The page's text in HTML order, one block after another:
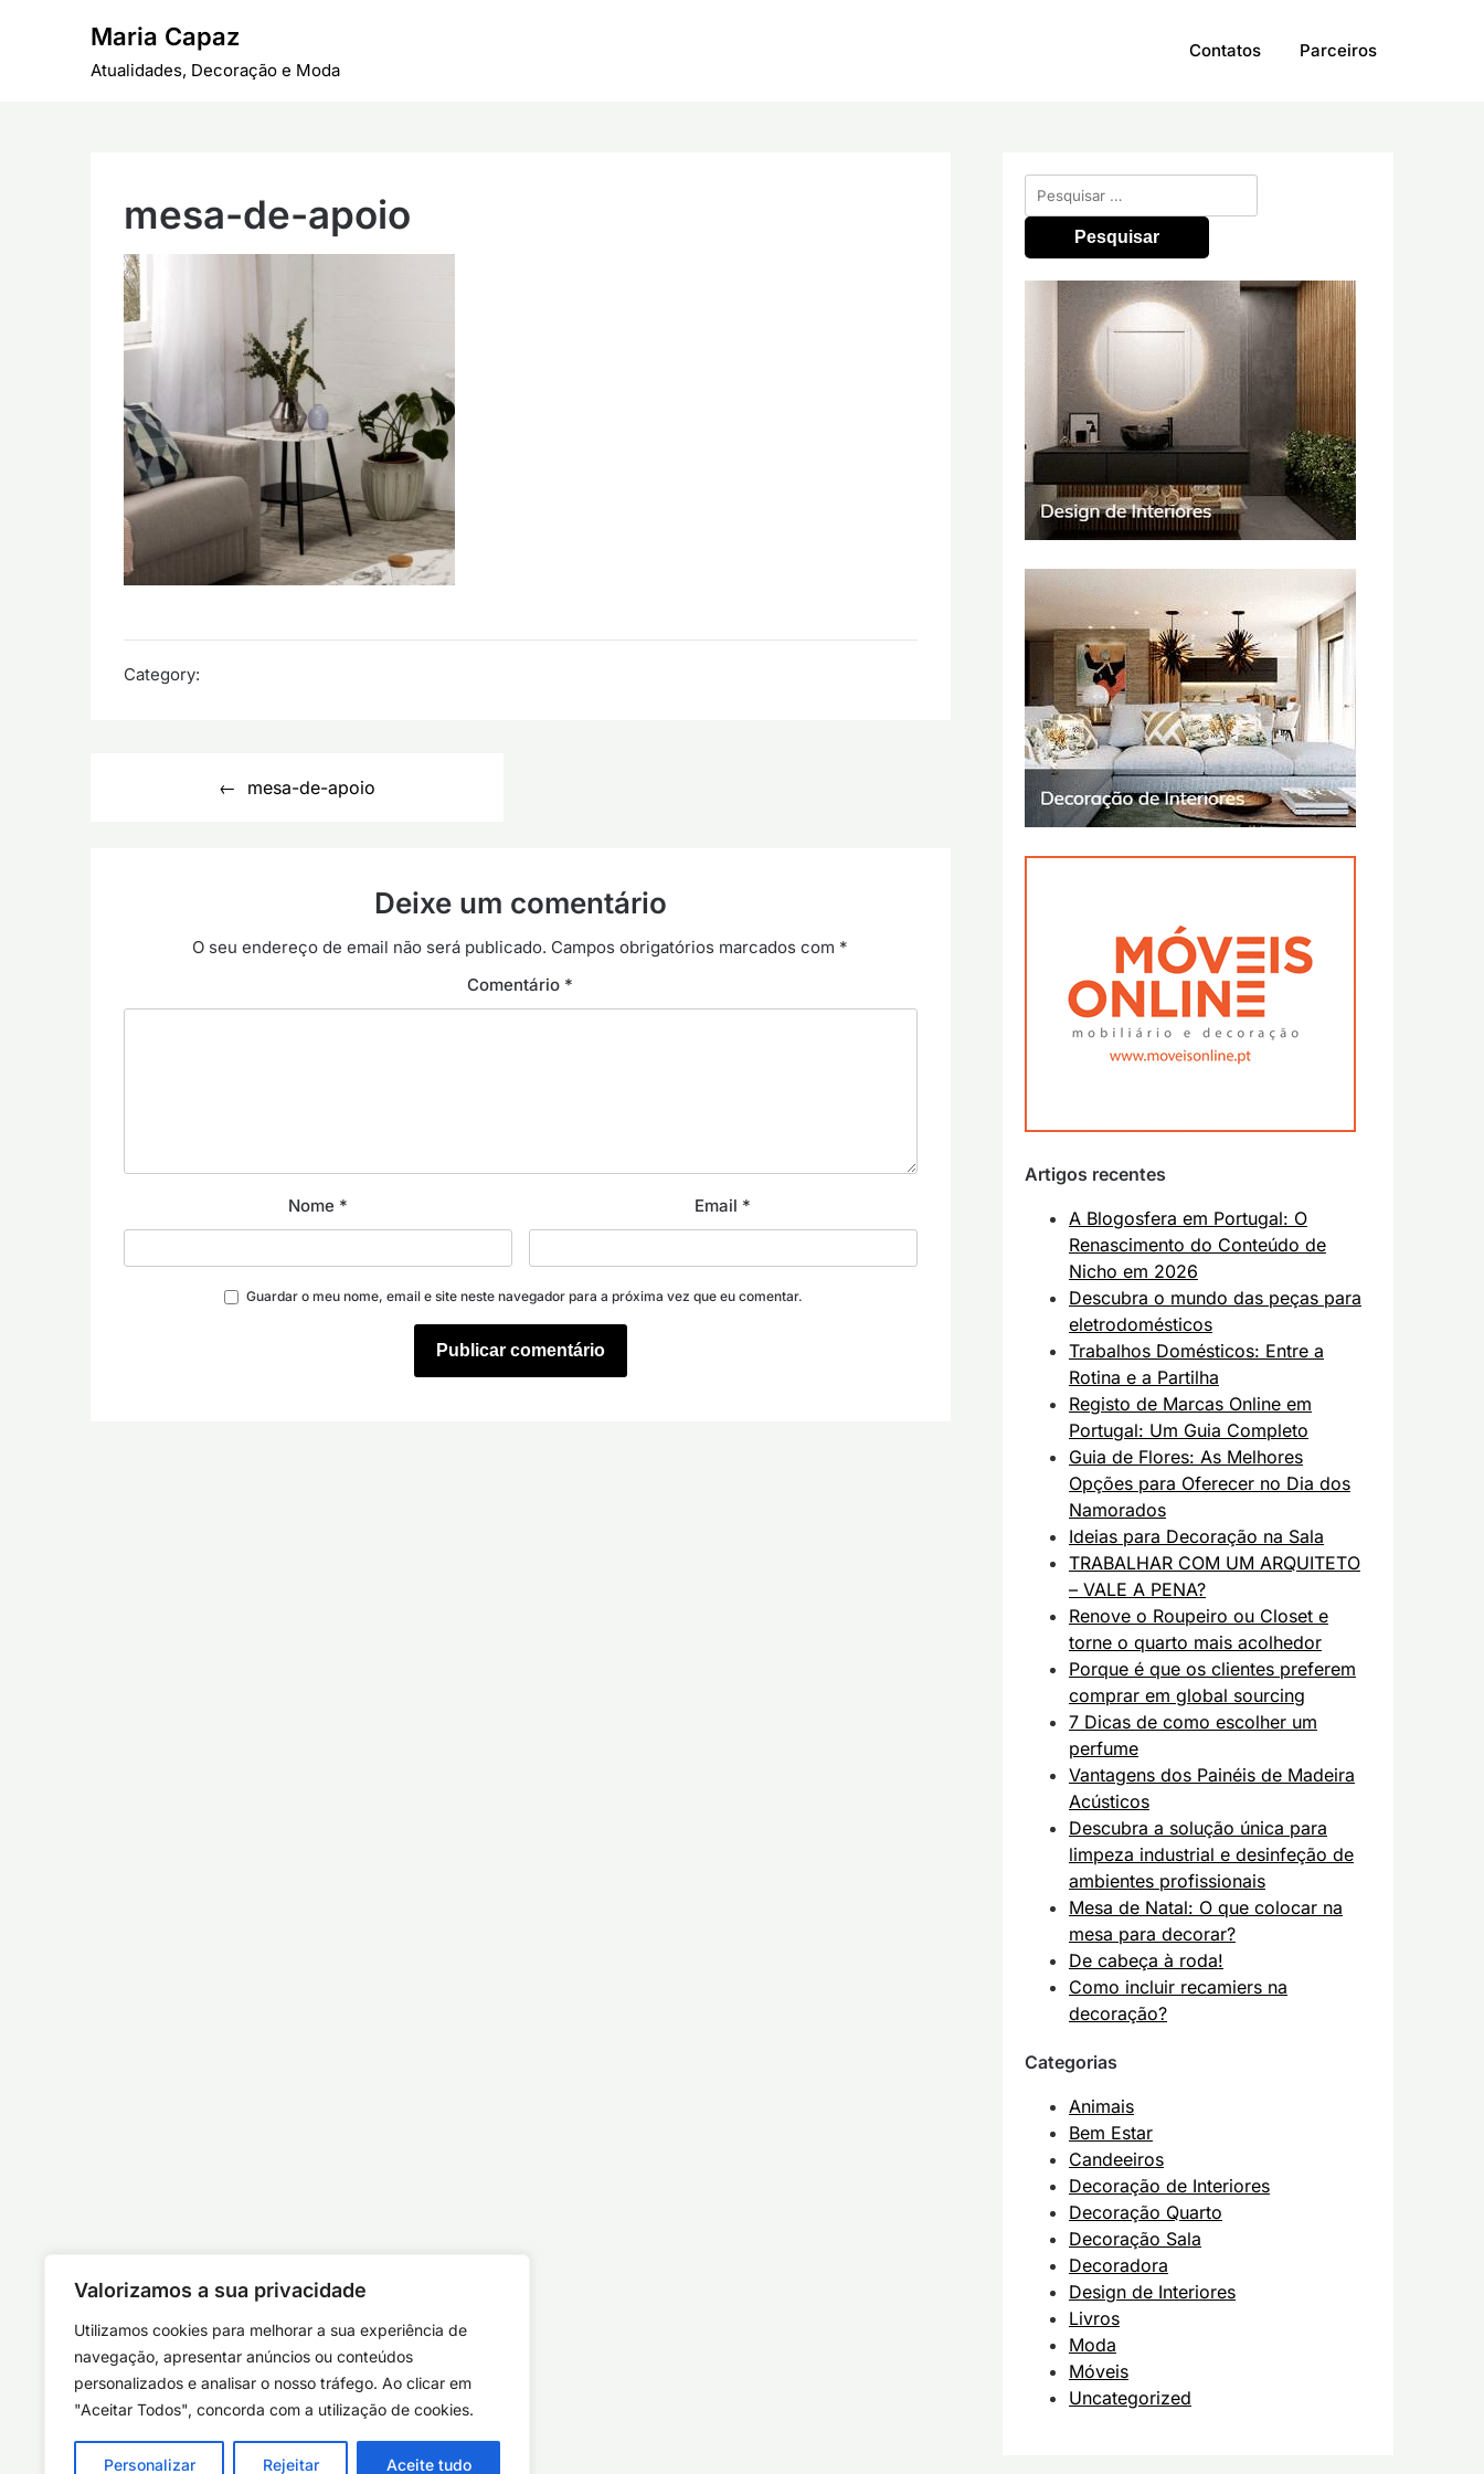
Valorizamos a sua privacidade
Utilizamos cookies para melhorar a sua experiência de
navegação, apresentar anúncios ou conteúdos
personalizados e analisar o nosso tráfego. Ao clicar em
"Aceitar Todos", concorda com a utilização de cookies.
Personalizar Rejeitar Aceite tudo
Maria Capaz
Atualidades, Decoração e Moda
Contatos Parceiros
mesa-de-apoio
Category:
mesa-de-apoio
Deixe um comentário
O seu endereço de email não será publicado. Campos obrigatórios marcados com *
Comentário *
Nome * Email *
Guardar o meu nome, email e site neste navegador para a próxima vez que eu comentar.
Pesquisar
por:
Artigos recentes
A Blogosfera em Portugal: O
Renascimento do Conteúdo de
Nicho em 2026
Descubra o mundo das peças para
eletrodomésticos
Trabalhos Domésticos: Entre a
Rotina e a Partilha
Registo de Marcas Online em
Portugal: Um Guia Completo
Guia de Flores: As Melhores
Opções para Oferecer no Dia dos
Namorados
Ideias para Decoração na Sala
TRABALHAR COM UM ARQUITETO
– VALE A PENA?
Renove o Roupeiro ou Closet e
torne o quarto mais acolhedor
Porque é que os clientes preferem
comprar em global sourcing
7 Dicas de como escolher um
perfume
Vantagens dos Painéis de Madeira
Acústicos
Descubra a solução única para
limpeza industrial e desinfeção de
ambientes profissionais
Mesa de Natal: O que colocar na
mesa para decorar?
De cabeça à roda!
Como incluir recamiers na
decoração?
Categorias
Animais
Bem Estar
Candeeiros
Decoração de Interiores
Decoração Quarto
Decoração Sala
Decoradora
Design de Interiores
Livros
Moda
Móveis
Uncategorized